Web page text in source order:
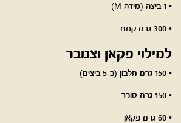
• 1 ביצה (מידה M)
• 300 גרם קמח
למילוי פקאן וצנובר
• 150 גרם חלבון (כ-5 ביצים)
• 150 גרם סוכר
• 60 גרם פקאן